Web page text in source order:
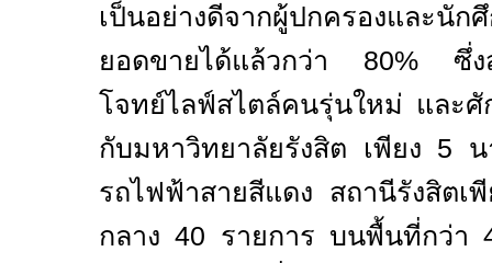
เป็นอย่างดีจากผู้ปกครองและ
ยอดขายได้แล้วกว่า 80% ซึ่
โจทย์ไลฟ์สไตล์คนรุ่นใหม่ และศั
กับมหาวิทยาลัยรังสิต เพียง 5
น
รถไฟฟ้าสายสีแดง สถานีรังสิตเ
กลาง40 รายการ บนพื้นที่กว่า